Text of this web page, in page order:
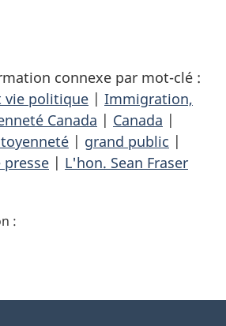
connexe par mot-clé :
vie politique | Immigration,
Canada | Canada |
| grand public |
| L'hon. Sean Fraser